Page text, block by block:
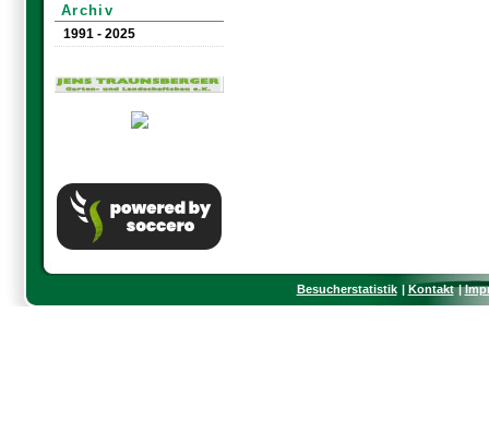
Archiv
1991 - 2025
Besucherstatistik Kontakt